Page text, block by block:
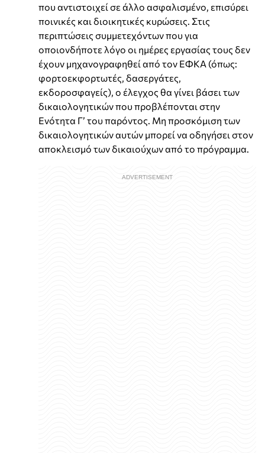
που αντιστοιχεί σε άλλο ασφαλισμένο, επισύρει
ποινικές και διοικητικές κυρώσεις. Στις
περιπτώσεις συμμετεχόντων που για
οποιονδήποτε λόγο οι ημέρες εργασίας τους δεν
έχουν μηχανογραφηθεί από τον ΕΦΚΑ (όπως:
φορτοεκφορτωτές, δασεργάτες,
εκδοροσφαγείς), ο έλεγχος θα γίνει βάσει των
δικαιολογητικών που προβλέπονται στην
Ενότητα Γ’ του παρόντος. Μη προσκόμιση των
δικαιολογητικών αυτών μπορεί να οδηγήσει στον
αποκλεισμό των δικαιούχων από το πρόγραμμα.